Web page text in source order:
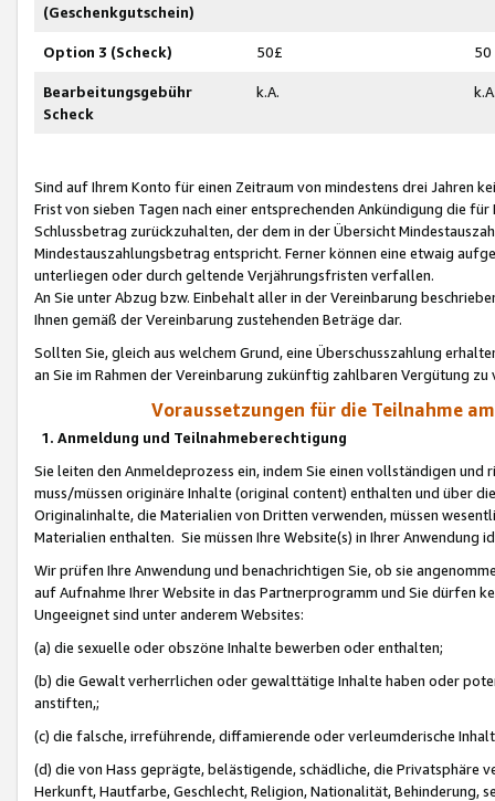
(Geschenkgutschein)
Option 3 (Scheck) 50£ 50
Bearbeitungsgebühr
Scheck
k.A.
Sind auf Ihrem Konto für einen Zeitraum von mindestens drei Jahren
Frist von sieben Tagen nach einer entsprechenden Ankündigung die
Schlussbetrag zurückzuhalten, der dem in der Übersicht
Mindestauszahlungsbetrag entspricht. Ferner können eine etwaig
unterliegen oder durch geltende Verjährungsfristen verfallen.
An Sie unter Abzug bzw. Einbehalt aller in der Vereinbarung
Ihnen gemäß der Vereinbarung zustehenden Beträge dar.
Sollten Sie, gleich aus welchem Grund, eine Überschusszahlung
an Sie im Rahmen der Vereinbarung zukünftig zahlbaren Vergütung zu
Voraussetzungen für die Teilnahme
1. Anmeldung und Teilnahmeberechtigung
Sie leiten den Anmeldeprozess ein, indem Sie einen vollständigen
muss/müssen originäre Inhalte (original content) enthalten und über
Originalinhalte, die Materialien von Dritten verwenden, müssen
Materialien enthalten. Sie müssen Ihre Website(s) in Ihrer Anwendung
Wir prüfen Ihre Anwendung und benachrichtigen Sie, ob sie
auf Aufnahme Ihrer Website in das Partnerprogramm und Sie dürfen
Ungeeignet sind unter anderem Websites:
(a) die sexuelle oder obszöne Inhalte bewerben oder enthalten;
(b) die Gewalt verherrlichen oder gewalttätige Inhalte haben oder
anstiften,;
(c) die falsche, irreführende, diffamierende oder verleumderische
(d) die von Hass geprägte, belästigende, schädliche, die Privatsphäre
Herkunft, Hautfarbe, Geschlecht, Religion, Nationalität, Behinderung,